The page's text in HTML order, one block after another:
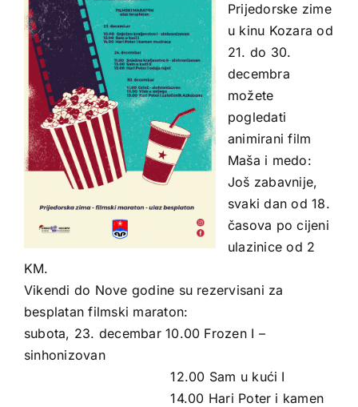
Prijedorske zime
u kinu Kozara od
21. do 30.
decembra
možete
pogledati
animirani film
Maša i medo:
Još zabavnije,
svaki dan od 18.
časova po cijeni
ulazinice od 2
KM.
Vikendi do Nove godine su rezervisani za
besplatan filmski maraton:
subota, 23. decembar 10.00 Frozen I –
sinhonizovan
12.00 Sam u kući I
14.00 Hari Poter i kamen